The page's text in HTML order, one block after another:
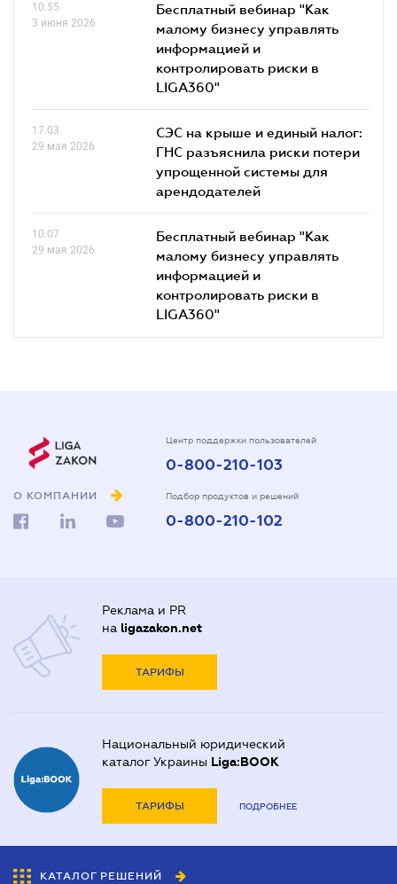
10.55
3 июня 2026
Бесплатный вебинар "Как
малому бизнесу управлять
информацией и
контролировать риски в
LIGA360"
17.03
29 мая 2026
СЭС на крыше и единый налог:
ГНС разъяснила риски потери
упрощенной системы для
арендодателей
10.07
29 мая 2026
Бесплатный вебинар "Как
малому бизнесу управлять
информацией и
контролировать риски в
LIGA360"
О КОМПАНИИ
Центр поддержки пользователей
0-800-210-103
Подбор продуктов и решений
0-800-210-102
Реклама и PR
на ligazakon.net
ТАРИФЫ
Национальный юридический
каталог Украины Liga:BOOK
ТАРИФЫ ПОДРОБНЕЕ
КАТАЛОГ РЕШЕНИЙ